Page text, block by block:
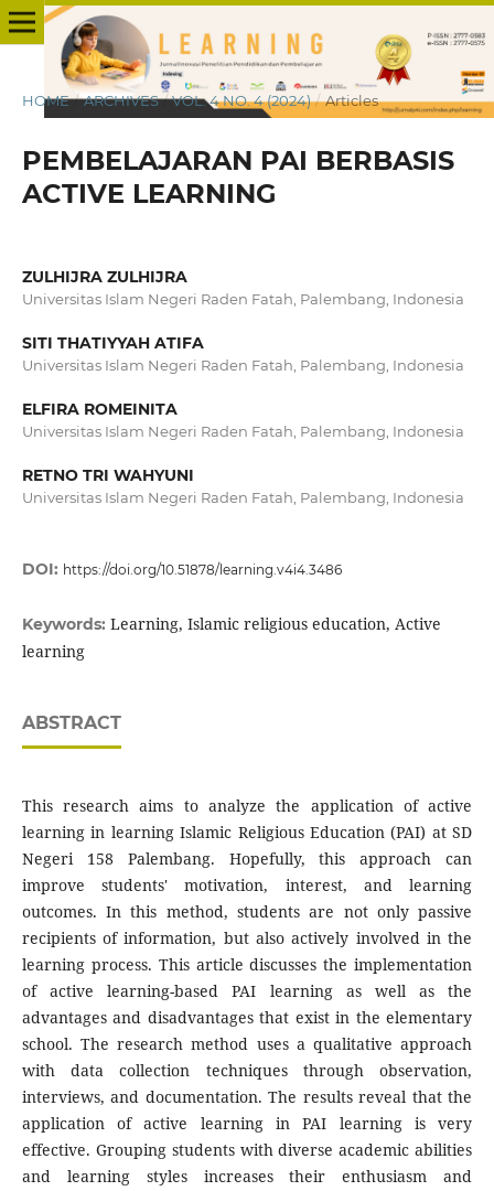
HOME / ARCHIVES / VOL. 4 NO. 4 (2024) / Articles
PEMBELAJARAN PAI BERBASIS
ACTIVE LEARNING
ZULHIJRA ZULHIJRA
Universitas Islam Negeri Raden Fatah, Palembang, Indonesia
SITI THATIYYAH ATIFA
Universitas Islam Negeri Raden Fatah, Palembang, Indonesia
ELFIRA ROMEINITA
Universitas Islam Negeri Raden Fatah, Palembang, Indonesia
RETNO TRI WAHYUNI
Universitas Islam Negeri Raden Fatah, Palembang, Indonesia
DOI: https://doi.org/10.51878/learning.v4i4.3486
Keywords: Learning, Islamic religious education, Active
learning
ABSTRACT
This research aims to analyze the application of active
learning in learning Islamic Religious Education (PAI) at SD
Negeri 158 Palembang. Hopefully, this approach can
improve students' motivation, interest, and learning
outcomes. In this method, students are not only passive
recipients of information, but also actively involved in the
learning process. This article discusses the implementation
of active learning-based PAI learning as well as the
advantages and disadvantages that exist in the elementary
school. The research method uses a qualitative approach
with data collection techniques through observation,
interviews, and documentation. The results reveal that the
application of active learning in PAI learning is very
effective. Grouping students with diverse academic abilities
and learning styles increases their enthusiasm and